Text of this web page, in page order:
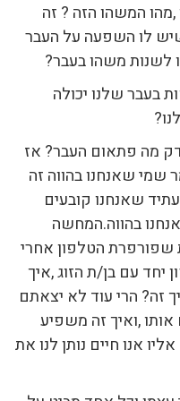
המשהו הזה ? זה
לו השפעה על העבר
לשנות משהו בעבר?
בעבר שלנו יכולה
מה פתאום העבר? אז
שמי שאנחנו בהווה זה
שאנחנו קובעים
בהווה.המחשה
שפורפרת הטלפון אחרי
יחד עם בן/ת הזוג ,איך
זה? הרי עוד לא יצאתם
,ואיך זה משפיע
אנו חיים נותן לנו את